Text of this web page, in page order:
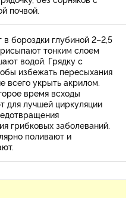
почвой.
бороздки глубиной 2–2,5
тонким слоем
водой. Грядку с
избежать пересыхания
всего укрыть акрилом.
время всходы
для лучшей циркуляции
грибковых заболеваний.
поливают и